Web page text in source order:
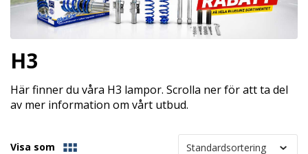
H3
Här finner du våra H3 lampor. Scrolla ner för att ta del
av mer information om vårt utbud.
Visa som